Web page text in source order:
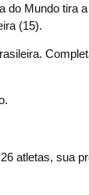
do Mundo tira
(15).
atletas, sua